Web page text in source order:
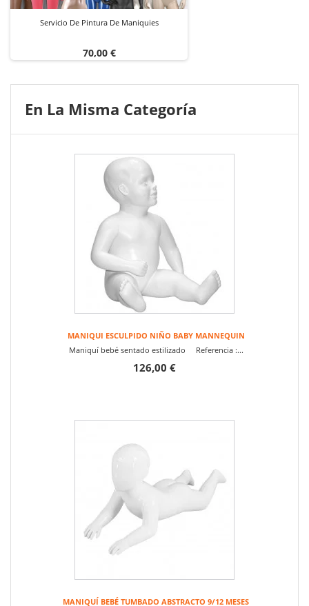
Servicio De Pintura De Maniquies
Precio
70,00 €
En La Misma Categoría
MANIQUI ESCULPIDO NIÑO BABY MANNEQUIN
Maniquí bebé sentado estilizado Referencia :...
126,00 €
MANIQUÍ BEBÉ TUMBADO ABSTRACTO 9/12 MESES